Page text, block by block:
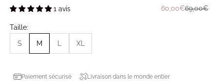
1 avis Prix de vente
60,00€Prix
69,00€
Taille:
S M L XL
Paiement sécurisé Livraison dans le monde entier